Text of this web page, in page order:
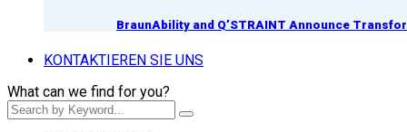
BraunAbility and Q’STRAINT Announce
KONTAKTIEREN SIE UNS
What can we find for you?